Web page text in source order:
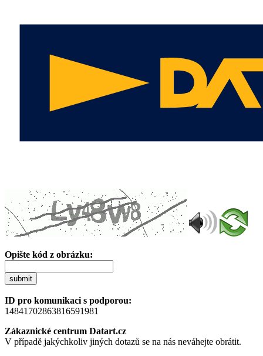
Opište kód z obrázku:
submit
ID pro komunikaci s podporou:
14841702863816591981
Zákaznické centrum Datart.cz
V případě jakýchkoliv jiných dotazů se na nás neváhejte obrátit.